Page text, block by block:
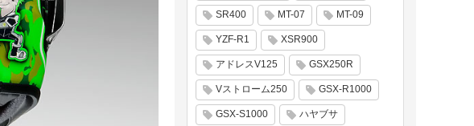
SR400 MT-07 MT-09
YZF-R1 XSR900
アドレスV125 GSX250R
Vストローム250 GSX-R1000
GSX-S1000 ハヤブサ